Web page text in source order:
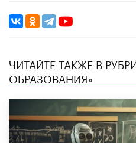
ЧИТАЙТЕ ТАКЖЕ В
ОБРАЗОВАНИЯ»